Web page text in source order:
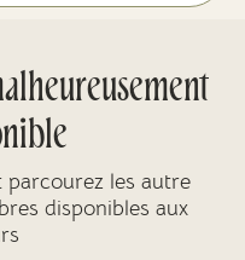
parcourez les autre
disponibles aux